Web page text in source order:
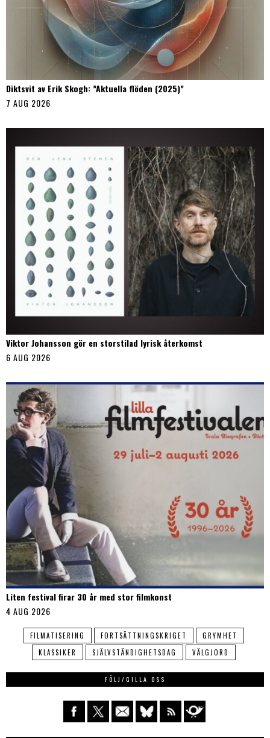
Diktsvit av Erik Skogh: ”Aktuella flöden (2025)”
7 AUG 2026
Viktor Johansson gör en storstilad lyrisk återkomst
6 AUG 2026
Liten festival firar 30 år med stor filmkonst
4 AUG 2026
FILMATISERING FORTSÄTTNINGSKRIGET
GRYMHET
KLASSIKER
SJÄLVSTÄNDIGHETSDAG VÄLGJORD
FÖLJ/GILLA OSS